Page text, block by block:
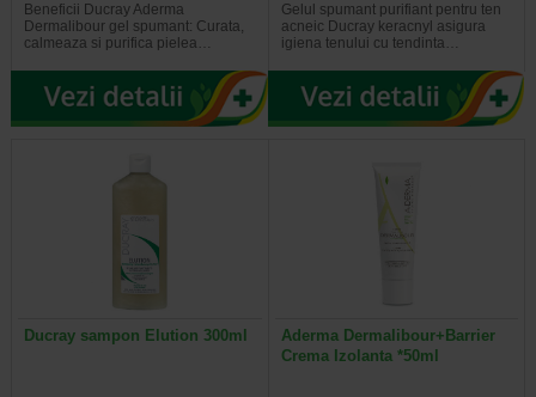
Beneficii Ducray Aderma
Dermalibour gel spumant: Curata,
calmeaza si purifica pielea…
Gelul spumant purifiant pentru ten
acneic Ducray keracnyl asigura
igiena tenului cu tendinta…
Ducray sampon Elution 300ml
Aderma Dermalibour+Barrier
Crema Izolanta *50ml